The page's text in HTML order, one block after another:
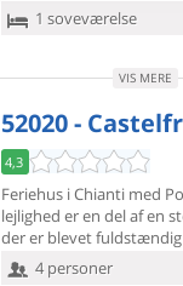
1 soveværelse
VIS MERE
52020 -
4,3
Feriehus i Chianti med
lejlighed er en del afen
der er blevet
4 personer